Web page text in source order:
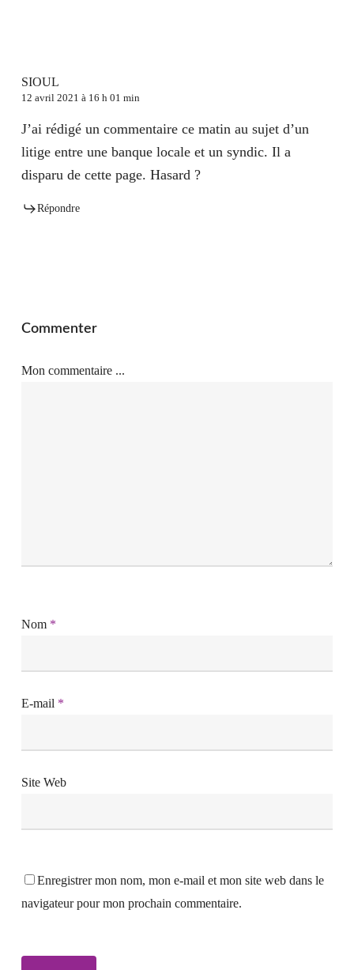
SIOUL
12 avril 2021 à 16 h 01 min
J’ai rédigé un commentaire ce matin au sujet d’un
litige entre une banque locale et un syndic. Il a
disparu de cette page. Hasard ?
Répondre
Commenter
Mon commentaire ...
Nom *
E-mail *
Site Web
Enregistrer mon nom, mon e-mail et mon site web dans le
navigateur pour mon prochain commentaire.